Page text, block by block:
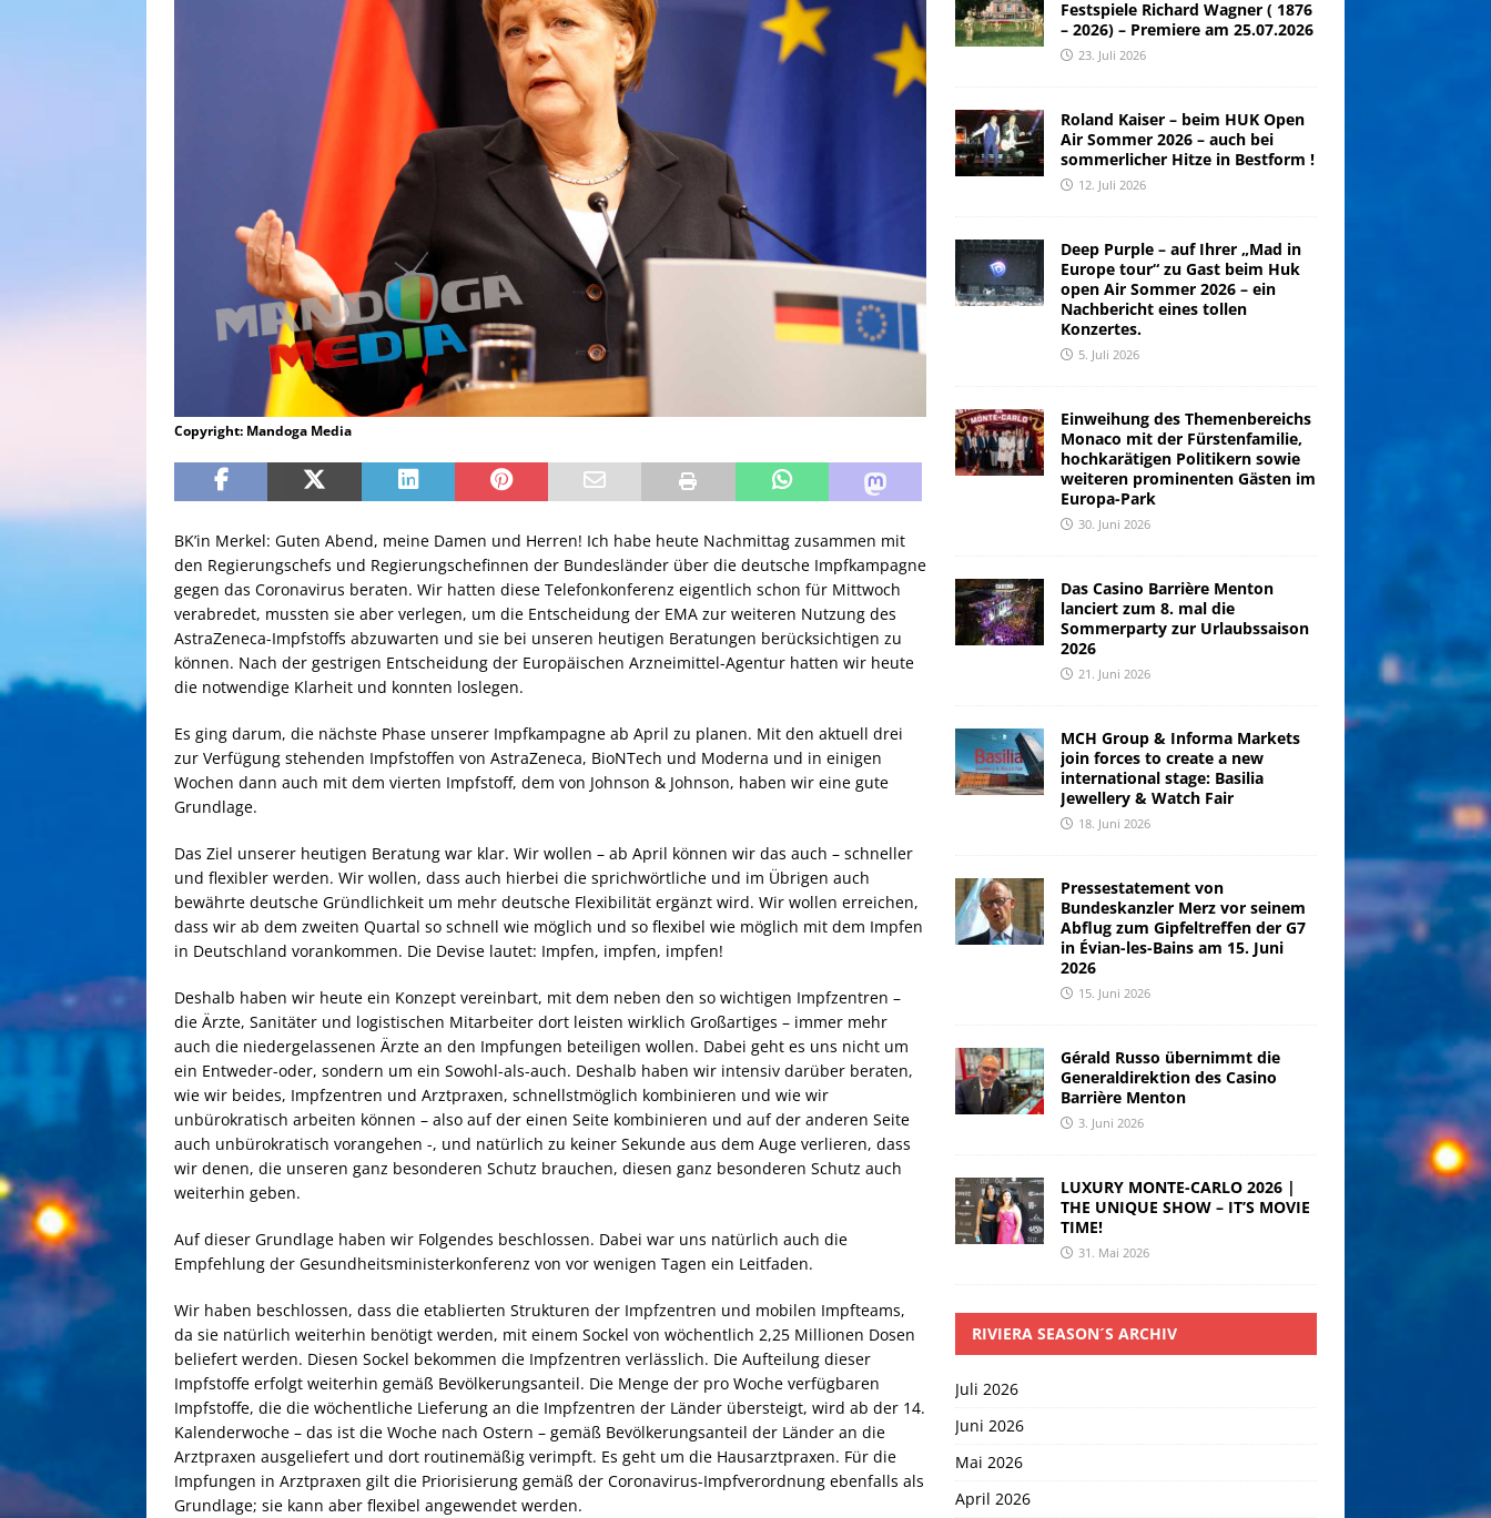
Copyright: Mandoga Media
BK’in Merkel: Guten Abend, meine Damen und Herren! Ich habe heute Nachmittag zusammen mit
den Regierungschefs und Regierungschefinnen der Bundesländer über die deutsche Impfkampagne
gegen das Coronavirus beraten. Wir hatten diese Telefonkonferenz eigentlich schon für Mittwoch
verabredet, mussten sie aber verlegen, um die Entscheidung der EMA zur weiteren Nutzung des
AstraZeneca-Impfstoffs abzuwarten und sie bei unseren heutigen Beratungen berücksichtigen zu
können. Nach der gestrigen Entscheidung der Europäischen Arzneimittel-Agentur hatten wir heute
die notwendige Klarheit und konnten loslegen.
Es ging darum, die nächste Phase unserer Impfkampagne ab April zu planen. Mit den aktuell drei
zur Verfügung stehenden Impfstoffen von AstraZeneca, BioNTech und Moderna und in einigen
Wochen dann auch mit dem vierten Impfstoff, dem von Johnson & Johnson, haben wir eine gute
Grundlage.
Das Ziel unserer heutigen Beratung war klar. Wir wollen – ab April können wir das auch – schneller
und flexibler werden. Wir wollen, dass auch hierbei die sprichwörtliche und im Übrigen auch
bewährte deutsche Gründlichkeit um mehr deutsche Flexibilität ergänzt wird. Wir wollen erreichen,
dass wir ab dem zweiten Quartal so schnell wie möglich und so flexibel wie möglich mit dem Impfen
in Deutschland vorankommen. Die Devise lautet: Impfen, impfen, impfen!
Deshalb haben wir heute ein Konzept vereinbart, mit dem neben den so wichtigen Impfzentren –
die Ärzte, Sanitäter und logistischen Mitarbeiter dort leisten wirklich Großartiges – immer mehr
auch die niedergelassenen Ärzte an den Impfungen beteiligen wollen. Dabei geht es uns nicht um
ein Entweder-oder, sondern um ein Sowohl-als-auch. Deshalb haben wir intensiv darüber beraten,
wie wir beides, Impfzentren und Arztpraxen, schnellstmöglich kombinieren und wie wir
unbürokratisch arbeiten können – also auf der einen Seite kombinieren und auf der anderen Seite
auch unbürokratisch vorangehen -, und natürlich zu keiner Sekunde aus dem Auge verlieren, dass
wir denen, die unseren ganz besonderen Schutz brauchen, diesen ganz besonderen Schutz auch
weiterhin geben.
Auf dieser Grundlage haben wir Folgendes beschlossen. Dabei war uns natürlich auch die
Empfehlung der Gesundheitsministerkonferenz von vor wenigen Tagen ein Leitfaden.
Wir haben beschlossen, dass die etablierten Strukturen der Impfzentren und mobilen Impfteams,
da sie natürlich weiterhin benötigt werden, mit einem Sockel von wöchentlich 2,25 Millionen Dosen
beliefert werden. Diesen Sockel bekommen die Impfzentren verlässlich. Die Aufteilung dieser
Impfstoffe erfolgt weiterhin gemäß Bevölkerungsanteil. Die Menge der pro Woche verfügbaren
Impfstoffe, die die wöchentliche Lieferung an die Impfzentren der Länder übersteigt, wird ab der 14.
Kalenderwoche – das ist die Woche nach Ostern – gemäß Bevölkerungsanteil der Länder an die
Arztpraxen ausgeliefert und dort routinemäßig verimpft. Es geht um die Hausarztpraxen. Für die
Impfungen in Arztpraxen gilt die Priorisierung gemäß der Coronavirus-Impfverordnung ebenfalls als
Grundlage; sie kann aber flexibel angewendet werden.
Festspiele Richard Wagner ( 1876
– 2026) – Premiere am 25.07.2026
23. Juli 2026
Roland Kaiser – beim HUK Open
Air Sommer 2026 – auch bei
sommerlicher Hitze in Bestform !
12. Juli 2026
Deep Purple – auf Ihrer „Mad in
Europe tour“ zu Gast beim Huk
open Air Sommer 2026 – ein
Nachbericht eines tollen
Konzertes.
5. Juli 2026
Einweihung des Themenbereichs
Monaco mit der Fürstenfamilie,
hochkarätigen Politikern sowie
weiteren prominenten Gästen im
Europa-Park
30. Juni 2026
Das Casino Barrière Menton
lanciert zum 8. mal die
Sommerparty zur Urlaubssaison
2026
21. Juni 2026
MCH Group & Informa Markets
join forces to create a new
international stage: Basilia
Jewellery & Watch Fair
18. Juni 2026
Pressestatement von
Bundeskanzler Merz vor seinem
Abflug zum Gipfeltreffen der G7
in Évian-les-Bains am 15. Juni
2026
15. Juni 2026
Gérald Russo übernimmt die
Generaldirektion des Casino
Barrière Menton
3. Juni 2026
LUXURY MONTE-CARLO 2026 |
THE UNIQUE SHOW – IT’S MOVIE
TIME!
31. Mai 2026
RIVIERA SEASON´S ARCHIV
Juli 2026
Juni 2026
Mai 2026
April 2026